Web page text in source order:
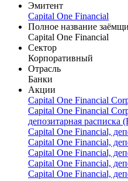
Эмитент
Capital One Financial
Полное название
Capital One Financial
Сектор
Корпоративный
Отрасль
Банки
Акции
Capital One Financial
Capital One Financial
депозитарная расписка
Capital One Financial,
Capital One Financial,
Capital One Financial,
Capital One Financial,
Capital One Financial,